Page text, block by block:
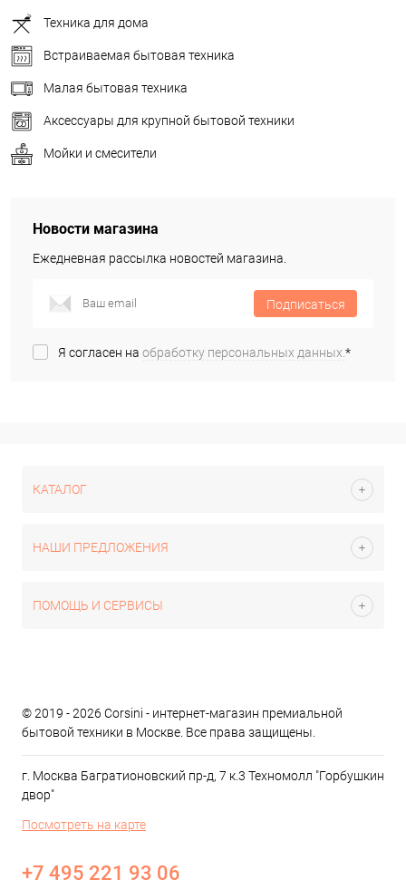
Техника для дома
Встраиваемая бытовая техника
Малая бытовая техника
Аксессуары для крупной бытовой техники
Мойки и смесители
Новости магазина
Ежедневная рассылка новостей магазина.
Подписаться
Я согласен на обработку персональных данных.*
КАТАЛОГ
НАШИ ПРЕДЛОЖЕНИЯ
ПОМОЩЬ И СЕРВИСЫ
© 2019 - 2026 Corsini - интернет-магазин премиальной
бытовой техники в Москве. Все права защищены.
г. Москва Багратионовский пр-д, 7 к.3 Техномолл "Горбушкин
двор"
Посмотреть на карте
+7 495 221 93 06